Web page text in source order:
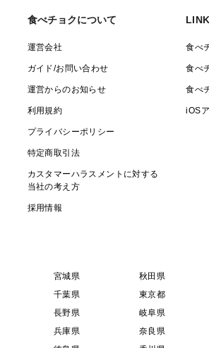
食べチョクについて
運営会社
ガイド/お問い合わせ
運営からのお知らせ
利用規約
プライバシーポリシー
特定商取引法
カスタマーハラスメントに対する
当社の考え方
採用情報
食べ
食べ
食べ
iOS
宮城県 秋田県
千葉県 東京都
長野県 岐阜県
兵庫県 奈良県